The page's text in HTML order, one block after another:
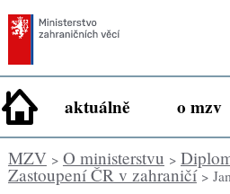
aktuálně o mzv
MZV> O ministerstvu >
Zastoupení ČR v zahraničí>